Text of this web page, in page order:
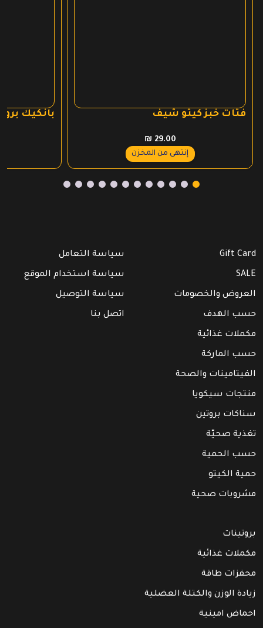
فتات خبز كيتو شيف
₪ 29.00
إنتهى من المخزن
بانكيك
Gift Card
SALE
العروض والخصومات
حسب الهدف
مكملات غذائية
حسب الماركة
الفيتامينات والصحة
منتجات سيكويا
سناكات بروتين
تغذية صحيّة
حسب الحمية
حمية الكيتو
مشروبات صحية
سياسة التعامل
سياسة استخدام الموقع
سياسة التوصيل
اتصل بنا
بروتينات
مكملات غذائية
محفزات طاقة
زيادة الوزن والكتلة العضلية
احماض امينية